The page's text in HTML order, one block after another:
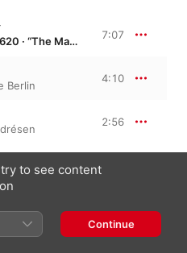
Die Zauberflöte, K. 620, KV 620 · “The Magic Flute” 7:07
Berlin
4:10
2:56
4:36
to see content
Continue